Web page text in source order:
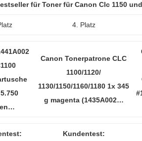
für Toner für Canon Clc 1150
4. Platz
Canon Tonerpatrone CLC
1100/1120/
1130/1150/1160/1180 1x 345
g magenta (1435A002…
Kundentest: